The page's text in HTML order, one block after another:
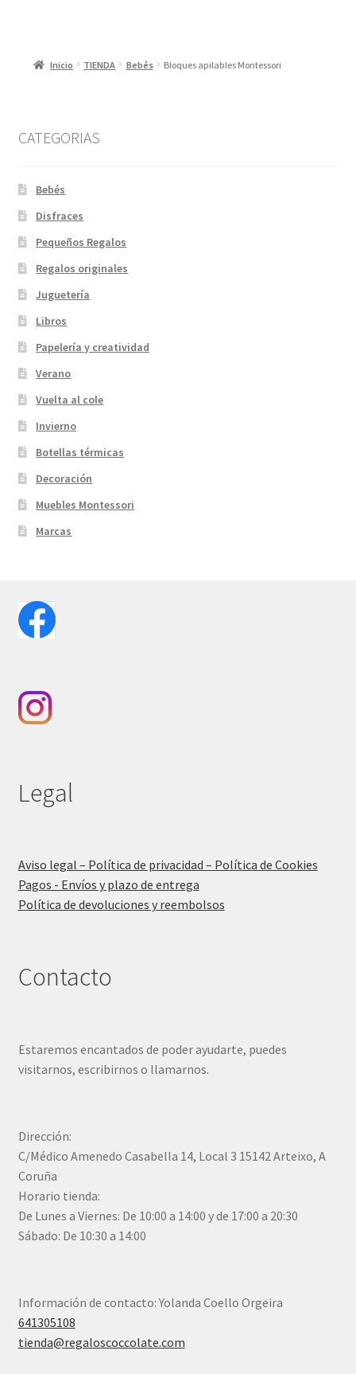
Inicio TIENDA Bebés Bloques apilables Montessori
CATEGORIAS
Bebés
Disfraces
Pequeños Regalos
Regalos originales
Juguetería
Libros
Papelería y creatividad
Verano
Vuelta al cole
Invierno
Botellas térmicas
Decoración
Muebles Montessori
Marcas
Legal
Aviso legal – Política de privacidad – Política de Cookies
Pagos - Envíos y plazo de entrega
Política de devoluciones y reembolsos
Contacto
Estaremos encantados de poder ayudarte, puedes
visitarnos, escribirnos o llamarnos.
Dirección:
C/Médico Amenedo Casabella 14, Local 3 15142 Arteixo, A
Coruña
Horario tienda:
De Lunes a Viernes: De 10:00 a 14:00 y de 17:00 a 20:30
Sábado: De 10:30 a 14:00
Información de contacto: Yolanda Coello Orgeira
641305108
tienda@regaloscoccolate.com